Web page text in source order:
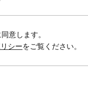
意します。
シーをご覧ください。